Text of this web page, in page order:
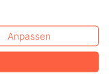
Anpassen